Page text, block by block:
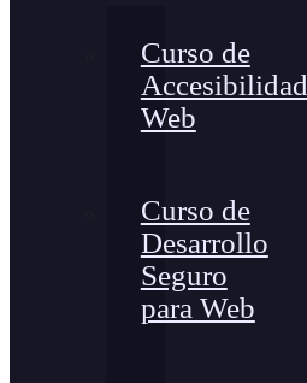
Curso de
Accesibilidad
Web
Curso de
Desarrollo
Seguro
para Web